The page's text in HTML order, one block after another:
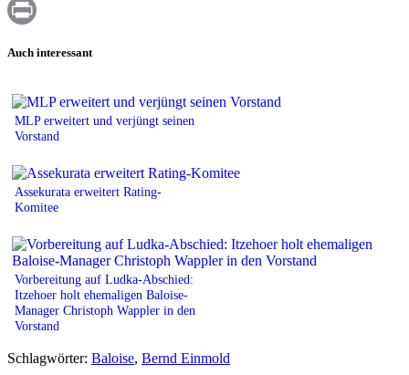
WhatsApp
Auch interessant
MLP erweitert und verjüngt seinen
Vorstand
Assekurata erweitert Rating-
Komitee
Vorbereitung auf Ludka-Abschied:
Itzehoer holt ehemaligen Baloise-
Manager Christoph Wappler in den
Vorstand
Schlagwörter: Baloise, Bernd Einmold